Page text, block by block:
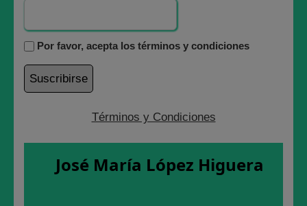
adelantar un CRASH
BURSÁTIL
5 diciembre, 2021
Por favor, acepta los términos y condiciones
Términos y Condiciones
José María López Higuera